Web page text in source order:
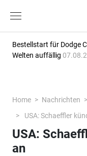
Bestellstart für Dodge
Welten auffällig
Home Nachrichten
USA: Schaeffler
USA:
an